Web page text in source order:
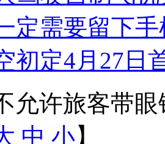
定需要留下
初定4月27日
允许旅客带眼
中 小】